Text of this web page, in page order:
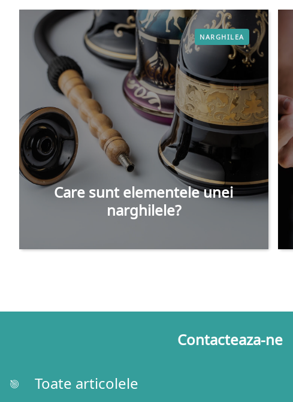
NARGHILEA
Care sunt elementele unei
narghilele?
Contacteaza-ne
Toate articolele